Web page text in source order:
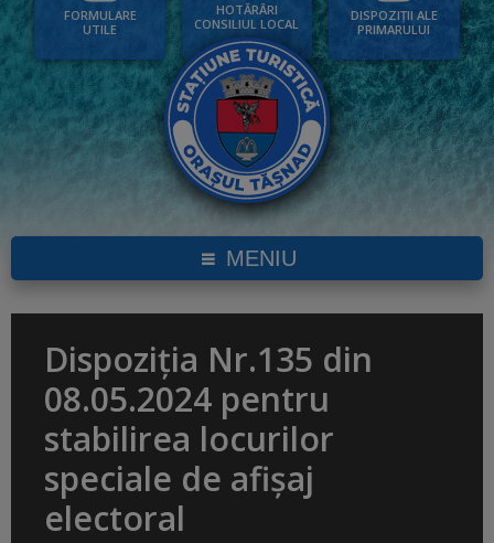
FORMULARE
UTILE
HOTĂRÂRI
CONSILIUL LOCAL
DISPOZIȚII ALE
PRIMARULUI
MENIU
Dispoziția Nr.135 din
08.05.2024 pentru
stabilirea locurilor
speciale de afișaj
electoral